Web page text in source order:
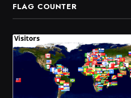
FLAG COUNTER